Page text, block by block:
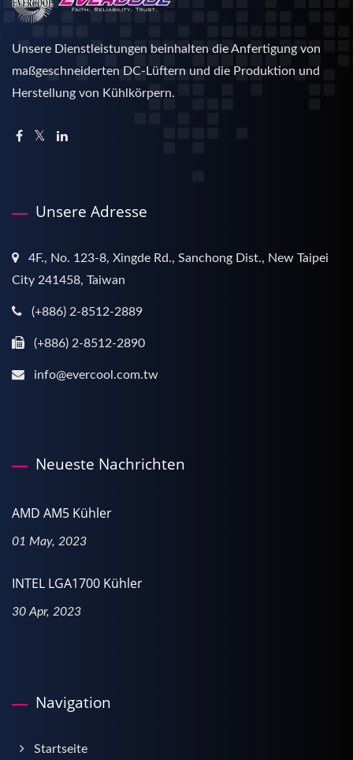
Unsere Dienstleistungen beinhalten die Anfertigung von
maßgeschneiderten DC-Lüftern und die Produktion und
Herstellung von Kühlkörpern.
Unsere Adresse
4F., No. 123-8, Xingde Rd., Sanchong Dist., New Taipei
City 241458, Taiwan
(+886) 2-8512-2889
(+886) 2-8512-2890
info@evercool.com.tw
Neueste Nachrichten
AMD AM5 Kühler
01 May, 2023
INTEL LGA1700 Kühler
30 Apr, 2023
Navigation
Startseite